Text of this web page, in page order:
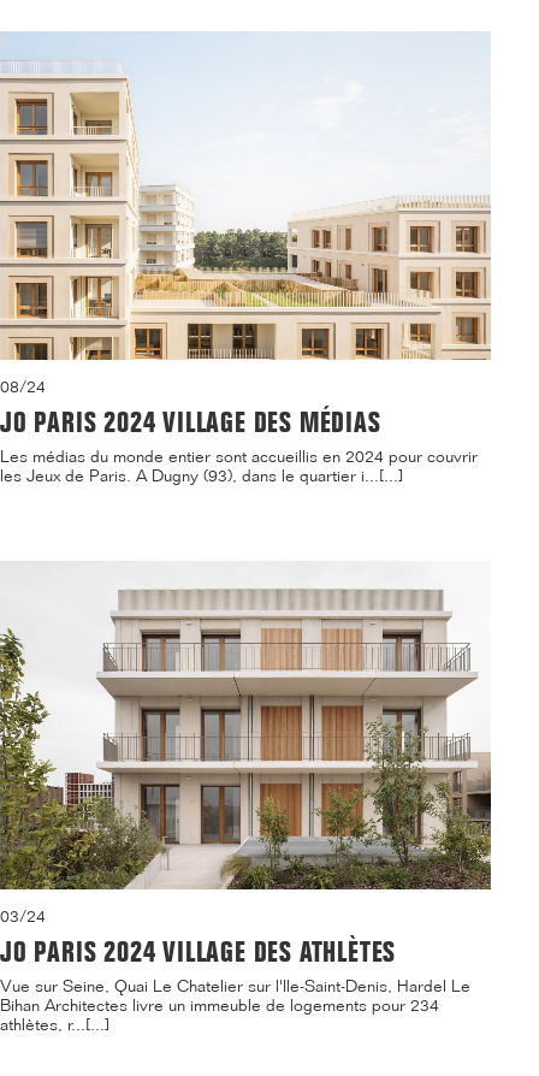
08/24
JO PARIS 2024 VILLAGE DES MÉDIAS
Les médias du monde entier sont accueillis en 2024 pour couvrir
les Jeux de Paris. A Dugny (93), dans le quartier i...[...]
03/24
JO PARIS 2024 VILLAGE DES ATHLÈTES
Vue sur Seine, Quai Le Chatelier sur l'Ile-Saint-Denis, Hardel Le
Bihan Architectes livre un immeuble de logements pour 234
athlètes, r...[...]